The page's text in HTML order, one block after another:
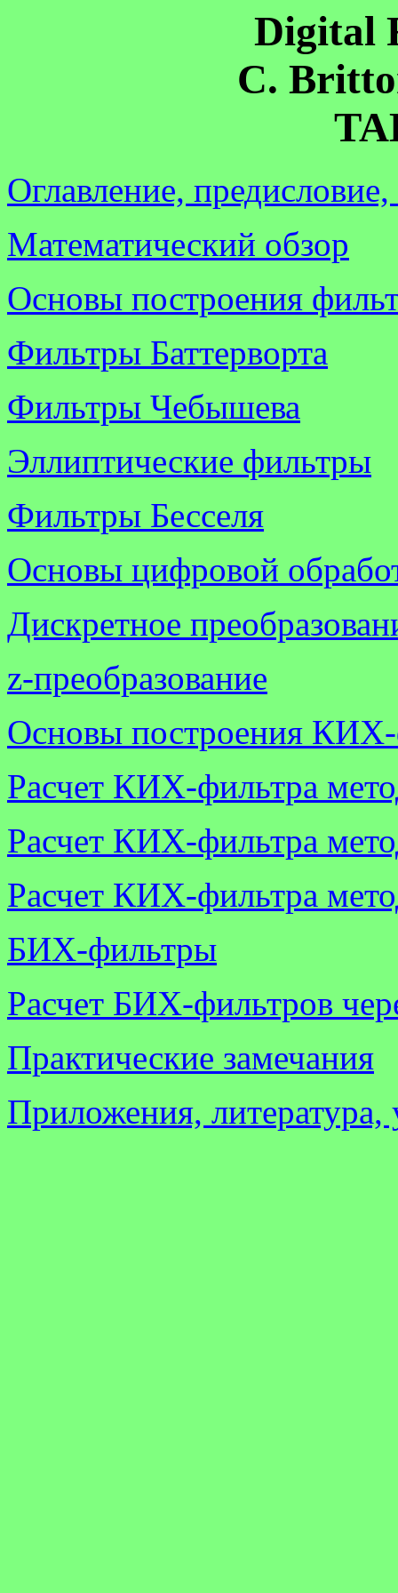
Digital
C.
Оглавление,
Математический обзор
Основы построения
Фильтры Баттерворта
Фильтры Чебышева
Эллиптические фильтры
Фильтры Бесселя
Основы цифровой
Дискретное
z-преобразование
Основы построения
Расчет КИХ-фильтра
Расчет КИХ-фильтра
Расчет КИХ-фильтра
БИХ-фильтры
Расчет БИХ-фильтров
Практические замечания
Приложения, литература,